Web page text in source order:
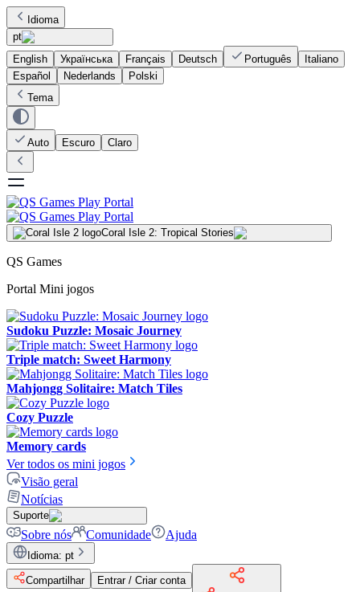
Idioma
pt
English
Українська Français Deutsch Português
Italiano
Español
Nederlands
Polski
Tema
Auto Escuro Claro
Coral Isle 2: Tropical Stories
QS Games
Portal Mini jogos
Sudoku Puzzle: Mosaic Journey
Triple match: Sweet Harmony
Mahjongg Solitaire: Match Tiles
Cozy Puzzle
Memory cards
Ver todos os mini jogos
Visão geral
Notícias
Suporte
Sobre nós Comunidade Ajuda
Idioma: pt
Compartilhar
Entrar / Criar conta